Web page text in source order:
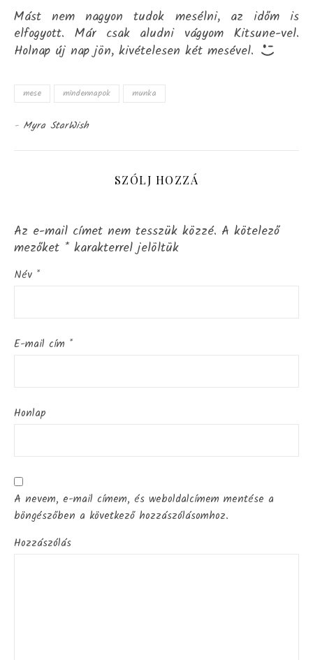
Mást nem nagyon tudok mesélni, az időm is
elfogyott. Már csak aludni vágyom Kitsune-vel.
Holnap új nap jön, kivételesen két mesével.
mese mindennapok munka
- Myra StarWish
SZÓLJ HOZZÁ
Az e-mail címet nem tesszük közzé. A kötelező
mezőket * karakterrel jelöltük
Név *
E-mail cím *
Honlap
A nevem, e-mail címem, és weboldalcímem mentése a
böngészőben a következő hozzászólásomhoz.
Hozzászólás